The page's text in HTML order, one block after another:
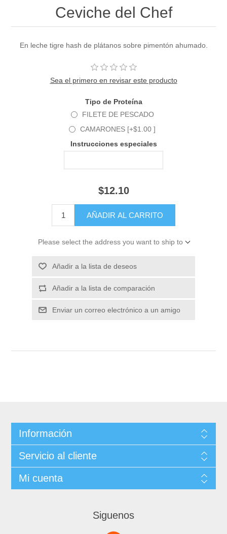
Ceviche del Chef
En leche tigre hash de plátanos sobre pimentón ahumado.
Sea el primero en revisar este producto
Tipo de Proteína
FILETE DE PESCADO
CAMARONES [+$1.00 ]
Instrucciones especiales
$12.10
Please select the address you want to ship to
Información
Servicio al cliente
Mi cuenta
Siguenos